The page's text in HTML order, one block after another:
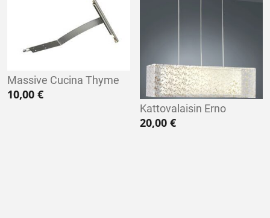
Massive Cucina Thyme
10,00 €
Kattovalaisin Erno
20,00€